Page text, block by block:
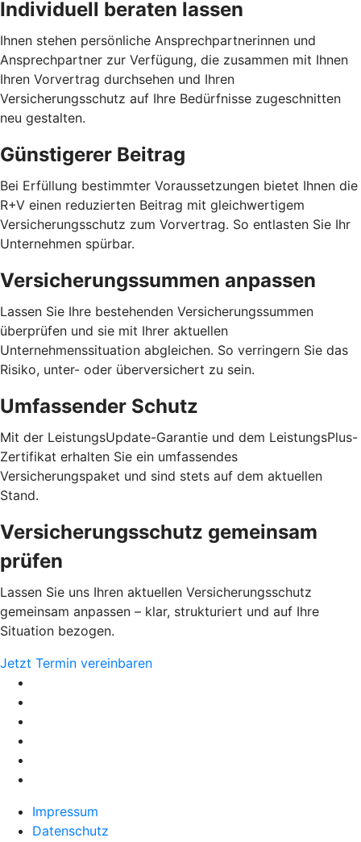
Individuell beraten lassen
Ihnen stehen persönliche Ansprechpartnerinnen und
Ansprechpartner zur Verfügung, die zusammen mit Ihnen
Ihren Vorvertrag durchsehen und Ihren
Versicherungsschutz auf Ihre Bedürfnisse zugeschnitten
neu gestalten.
Günstigerer Beitrag
Bei Erfüllung bestimmter Voraussetzungen bietet Ihnen die
R+V einen reduzierten Beitrag mit gleichwertigem
Versicherungsschutz zum Vorvertrag. So entlasten Sie Ihr
Unternehmen spürbar.
Versicherungssummen anpassen
Lassen Sie Ihre bestehenden Versicherungssummen
überprüfen und sie mit Ihrer aktuellen
Unternehmenssituation abgleichen. So verringern Sie das
Risiko, unter- oder überversichert zu sein.
Umfassender Schutz
Mit der LeistungsUpdate-Garantie und dem LeistungsPlus-
Zertifikat erhalten Sie ein umfassendes
Versicherungspaket und sind stets auf dem aktuellen
Stand.
Versicherungsschutz gemeinsam
prüfen
Lassen Sie uns Ihren aktuellen Versicherungsschutz
gemeinsam anpassen – klar, strukturiert und auf Ihre
Situation bezogen.
Jetzt Termin vereinbaren
Impressum
Datenschutz